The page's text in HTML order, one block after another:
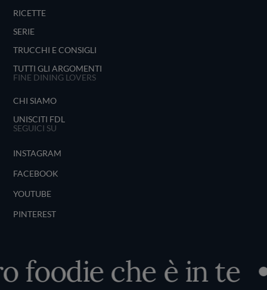
RICETTE
SERIE
TRUCCHI E CONSIGLI
TUTTI GLI ARGOMENTI
FINE DINING LOVERS
CHI SIAMO
UNISCITI FDL
SEGUICI SU
INSTAGRAM
FACEBOOK
YOUTUBE
PINTEREST
che è in te